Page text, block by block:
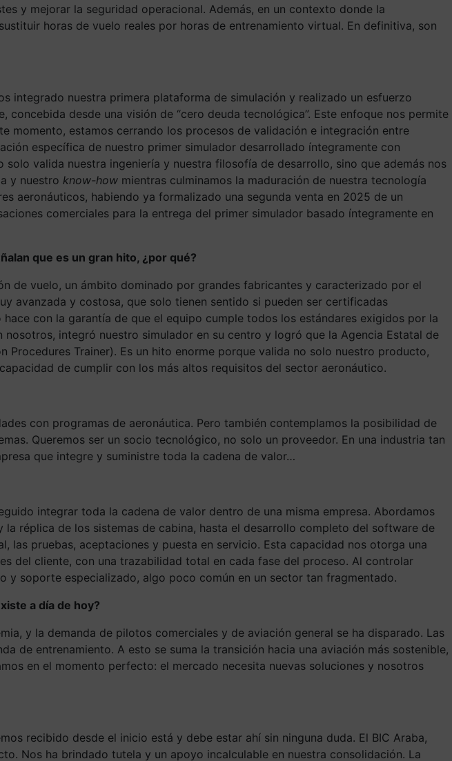
y mejorar la seguridad operacional. Además, en un contexto donde la
horas de vuelo reales por horas de entrenamiento virtual. En definitiva, son
integrado nuestra primera plataforma de simulación y realizado un esfuerzo
desde una visión de “cero deuda tecnológica”. Este enfoque nos permite
momento, estamos cerrando los procesos de validación e integración entre
específica de nuestro primer simulador desarrollado íntegramente con
valida nuestra ingeniería y nuestra filosofía de desarrollo, sino que además nos
y nuestro know-how mientras culminamos la maduración de nuestra tecnología
aeronáuticos, habiendo ya formalizado una segunda venta en 2025 de un
comerciales para la entrega del primer simulador basado íntegramente en
que es un gran hito, ¿por qué?
de vuelo, un ámbito dominado por grandes fabricantes y caracterizado por el
avanzada y costosa, que solo tienen sentido si pueden ser certificadas
con la garantía de que el equipo cumple todos los estándares exigidos por la
integró nuestro simulador en su centro y logró que la Agencia Estatal de
Trainer). Es un hito enorme porque valida no solo nuestro producto,
de cumplir con los más altos requisitos del sector aeronáutico.
con programas de aeronáutica. Pero también contemplamos la posibilidad de
Queremos ser un socio tecnológico, no solo un proveedor. En una industria tan
que integre y suministre toda la cadena de valor…
integrar toda la cadena de valor dentro de una misma empresa. Abordamos
réplica de los sistemas de cabina, hasta el desarrollo completo del software de
pruebas, aceptaciones y puesta en servicio. Esta capacidad nos otorga una
del cliente, con una trazabilidad total en cada fase del proceso. Al controlar
soporte especializado, algo poco común en un sector tan fragmentado.
a día de hoy?
y la demanda de pilotos comerciales y de aviación general se ha disparado. Las
de entrenamiento. A esto se suma la transición hacia una aviación más sostenible,
en el momento perfecto: el mercado necesita nuevas soluciones y nosotros
recibido desde el inicio está y debe estar ahí sin ninguna duda. El BIC Araba,
Nos ha brindado tutela y un apoyo incalculable en nuestra consolidación. La